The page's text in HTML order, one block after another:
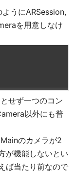
うにARSession,
を用意しなけ
せず一つのコン
以外にも普
のカメラが2
が機能しないとい
ば当たり前なので